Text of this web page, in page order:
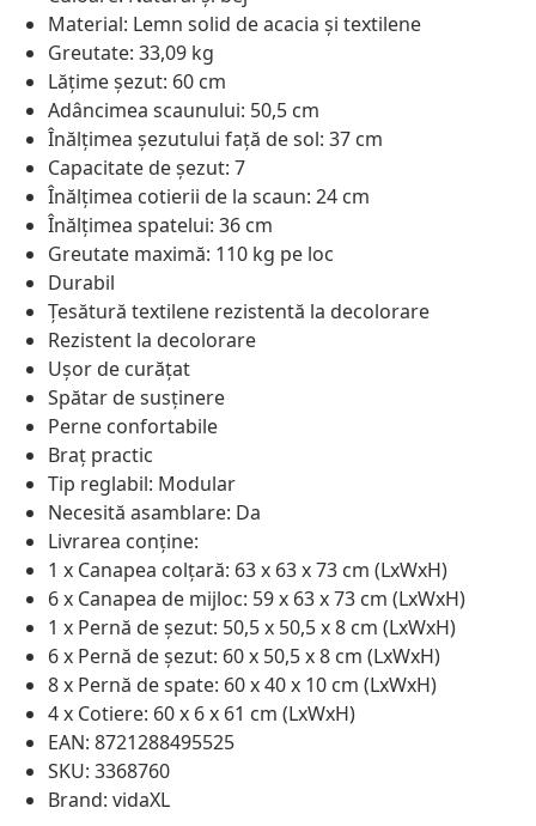
Material: Lemn solid de acacia și textilene
Greutate: 33,09 kg
Lățime șezut: 60 cm
Adâncimea scaunului: 50,5 cm
Înălțimea șezutului față de sol: 37 cm
Capacitate de șezut: 7
Înălțimea cotierii de la scaun: 24 cm
Înălțimea spatelui: 36 cm
Greutate maximă: 110 kg pe loc
Durabil
Țesătură textilene rezistentă la decolorare
Rezistent la decolorare
Ușor de curățat
Spătar de susținere
Perne confortabile
Braț practic
Tip reglabil: Modular
Necesită asamblare: Da
Livrarea conține:
1 x Canapea colțară: 63 x 63 x 73 cm (LxWxH)
6 x Canapea de mijloc: 59 x 63 x 73 cm (LxWxH)
1 x Pernă de șezut: 50,5 x 50,5 x 8 cm (LxWxH)
6 x Pernă de șezut: 60 x 50,5 x 8 cm (LxWxH)
8 x Pernă de spate: 60 x 40 x 10 cm (LxWxH)
4 x Cotiere: 60 x 6 x 61 cm (LxWxH)
EAN: 8721288495525
SKU: 3368760
Brand: vidaXL